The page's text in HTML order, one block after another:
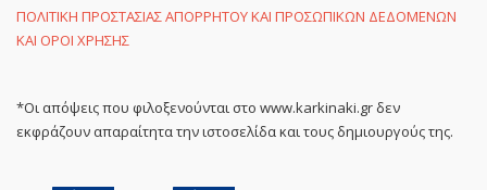
ΠΟΛΙΤΙΚΗ ΠΡΟΣΤΑΣΙΑΣ ΑΠΟΡΡΗΤΟΥ ΚΑΙ ΠΡΟΣΩΠΙΚΩΝ ΔΕΔΟΜΕΝΩΝ
ΚΑΙ ΟΡΟΙ ΧΡΗΣΗΣ
*Οι απόψεις που φιλοξενούνται στο www.karkinaki.gr δεν
εκφράζουν απαραίτητα την ιστοσελίδα και τους δημιουργούς της.